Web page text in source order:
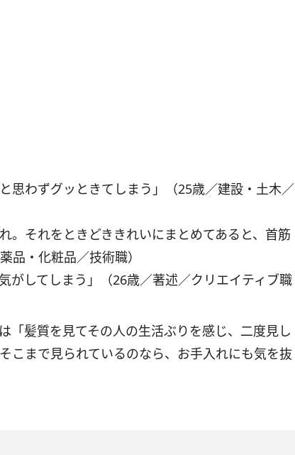
思わずグッときてしまう」（25歳／建設・土木／
。それをときどききれいにまとめてあると、首筋
品・化粧品／技術職）
がしてしまう」（26歳／著述／クリエイティブ職
「髪質を見てその人の生活ぶりを感じ、二度見し
こまで見られているのなら、お手入れにも気を抜